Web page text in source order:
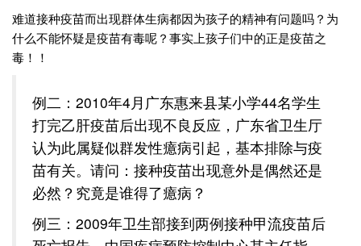
难道接种疫苗而出现群体生病都因为孩子的精神有问题吗？为
什么不能怀疑是疫苗有毒呢？事实上孩子们中的正是疫苗之
毒！！
例二：2010年4月广东惠来县某小学44名学生
打完乙肝疫苗后出现不良反应，广东省卫生厅
认为此属疑似群发性癔病引起，基本排除与疫
苗有关。请问：接种疫苗出现意外是偶然还是
必然？究竟是谁得了癔病？
例三：2009年卫生部接到两例接种甲流疫苗后